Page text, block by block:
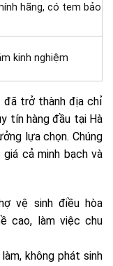
hãng, có tem bảo
kinh nghiệm
đã trở thành địa chỉ
tín hàng đầu tại Hà
lựa chọn. Chúng
cả minh bạch và
vệ sinh điều hòa
cao, làm việc chu
không phát sinh